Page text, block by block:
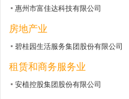
惠州市富佳达科技有限公司
房地产业
碧桂园生活服务集团股份有限公司
租赁和商务服务业
安植控股集团股份有限公司